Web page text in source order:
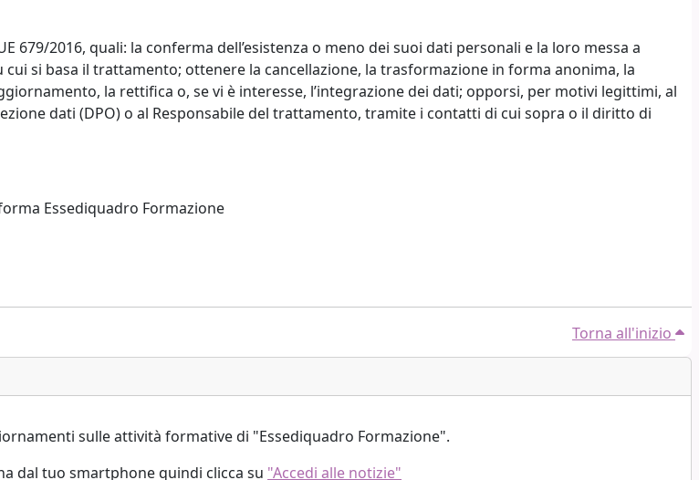
2016, quali: la conferma dell’esistenza o meno dei suoi dati personali e la loro messa a
si basa il trattamento; ottenere la cancellazione, la trasformazione in forma anonima, la
la rettifica o, se vi è interesse, l’integrazione dei dati; opporsi, per motivi legittimi, al
dati (DPO) o al Responsabile del trattamento, tramite i contatti di cui sopra o il diritto di
Essediquadro Formazione
Torna all'inizio
sulle attività formative di "Essediquadro Formazione".
dal tuo smartphone quindi clicca su "Accedi alle notizie"